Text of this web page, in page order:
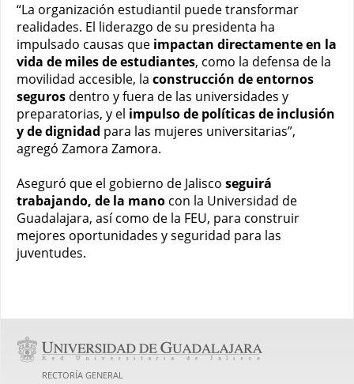
“La organización estudiantil puede transformar
realidades. El liderazgo de su presidenta ha
impulsado causas que impactan directamente en la
vida de miles de estudiantes, como la defensa de la
movilidad accesible, la construcción de entornos
seguros dentro y fuera de las universidades y
preparatorias, y el impulso de políticas de inclusión
y de dignidad para las mujeres universitarias”,
agregó Zamora Zamora.
Aseguró que el gobierno de Jalisco seguirá
trabajando, de la mano con la Universidad de
Guadalajara, así como de la FEU, para construir
mejores oportunidades y seguridad para las
juventudes.
RECTORÍA GENERAL